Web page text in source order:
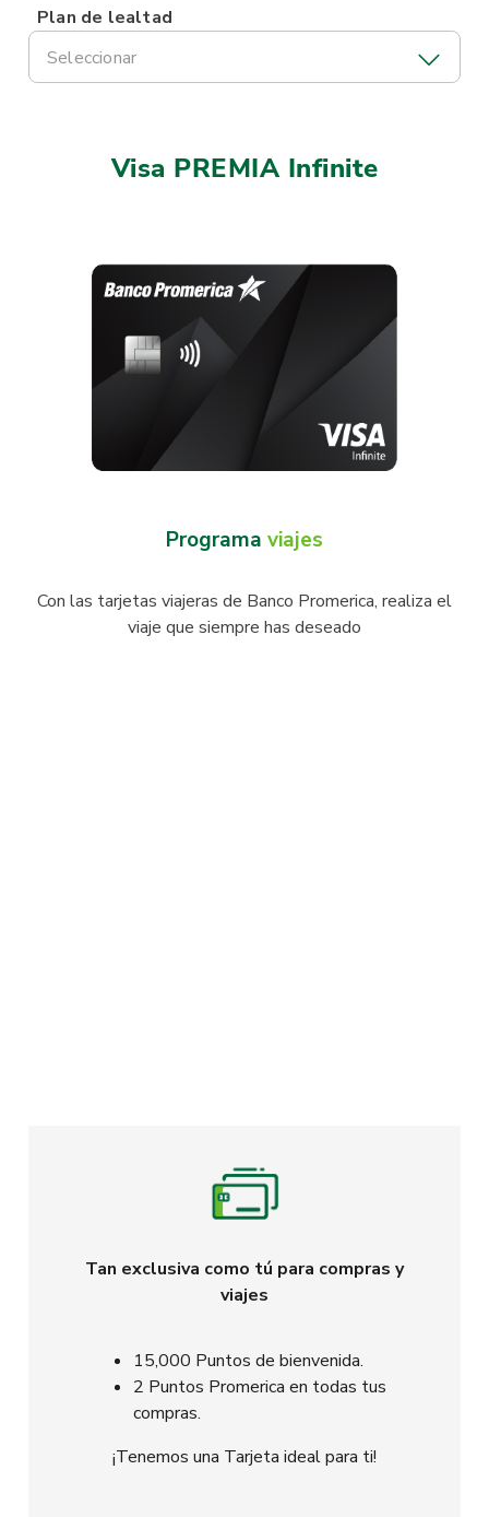
Plan de lealtad
Seleccionar
Visa PREMIA Infinite
Programa viajes
Con las tarjetas viajeras de Banco Promerica, realiza el
viaje que siempre has deseado
Tan exclusiva como tú para compras y
viajes
15,000 Puntos de bienvenida.
2 Puntos Promerica en todas tus
compras.
¡Tenemos una Tarjeta ideal para ti!